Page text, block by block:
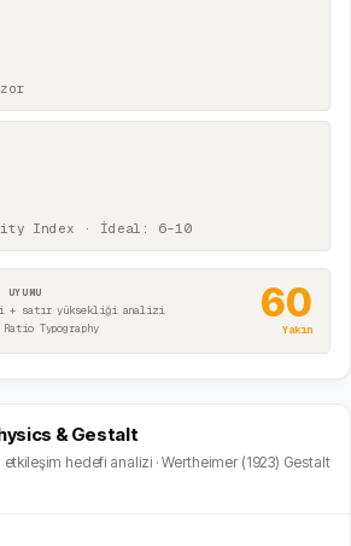
Index · İdeal: 6–10
+ satır yüksekliği analizi
Typography
60
Yakın
& Gestalt
etkileşim hedefi analizi · Wertheimer (1923) Gestalt